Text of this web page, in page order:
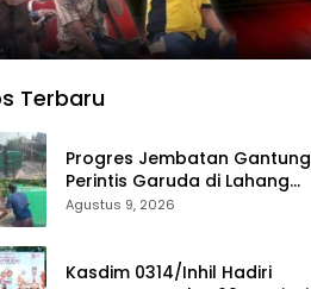
Terbaru
Progres Jembatan Gantung
Perintis Garuda di Lahang
Tengah Terus Dipacu
Agustus 9, 2026
Kasdim 0314/Inhil Hadiri